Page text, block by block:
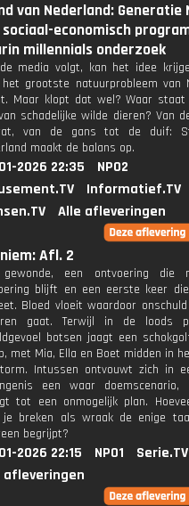
van Nederland: Generatie
sociaal-economisch
millennials onderzoek
media volgt, kan het idee
grootste natuurprobleem van
Maar klopt dat wel? Waar
schadelijke wilde dieren? Van
van de gans tot de duif:
maakt de balans op.
2026 22:35
NPO2
Informatief.TV
Alle afleveringen
Afl. 2
gewonde, een ontvoering die
blijft en een eerste keer
Bloed vloeit waardoor
gaat. Terwijl in de loods
botsen jaagt een
met Mia, Ella en Boet midden in
Intussen ontvouwt zich in
een waar
tot een onmogelijk plan.
je breken als wraak de enige
begrijpt?
2026 22:15 NPO1
Serie.TV
afleveringen